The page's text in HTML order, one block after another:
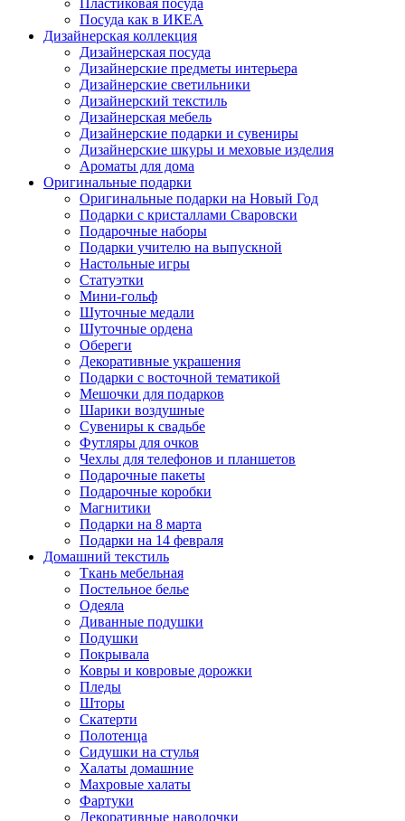
Пластиковая посуда
Посуда как в ИКЕА
Дизайнерская коллекция
Дизайнерская посуда
Дизайнерские предметы интерьера
Дизайнерские светильники
Дизайнерский текстиль
Дизайнерская мебель
Дизайнерские подарки и сувениры
Дизайнерские шкуры и меховые изделия
Ароматы для дома
Оригинальные подарки
Оригинальные подарки на Новый Год
Подарки с кристаллами Сваровски
Подарочные наборы
Подарки учителю на выпускной
Настольные игры
Статуэтки
Мини-гольф
Шуточные медали
Шуточные ордена
Обереги
Декоративные украшения
Подарки с восточной тематикой
Мешочки для подарков
Шарики воздушные
Сувениры к свадьбе
Футляры для очков
Чехлы для телефонов и планшетов
Подарочные пакеты
Подарочные коробки
Магнитики
Подарки на 8 марта
Подарки на 14 февраля
Домашний текстиль
Ткань мебельная
Постельное белье
Одеяла
Диванные подушки
Подушки
Покрывала
Ковры и ковровые дорожки
Пледы
Шторы
Скатерти
Полотенца
Сидушки на стулья
Халаты домашние
Махровые халаты
Фартуки
Декоративные наволочки